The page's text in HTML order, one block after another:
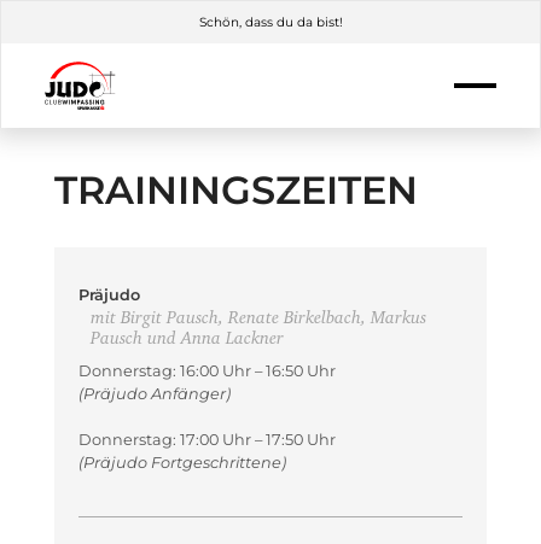
Schön, dass du da bist!
TRAININGSZEITEN
Präjudo
mit Birgit Pausch, Renate Birkelbach, Markus
Pausch und Anna Lackner
Donnerstag: 16:00 Uhr – 16:50 Uhr
(Präjudo Anfänger)
Donnerstag: 17:00 Uhr – 17:50 Uhr
(Präjudo Fortgeschrittene)